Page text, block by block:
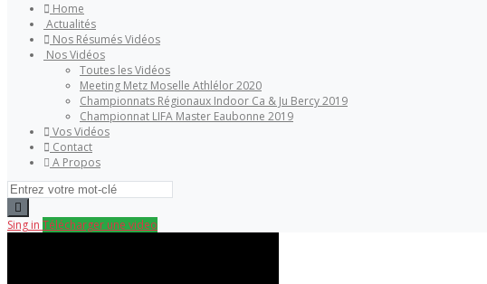
Home
Actualités
Nos Résumés Vidéos
Nos Vidéos
Toutes les Vidéos
Meeting Metz Moselle Athlélor 2020
Championnats Régionaux Indoor Ca & Ju Bercy 2019
Championnat LIFA Master Eaubonne 2019
Vos Vidéos
Contact
A Propos
Sing in Télécharger une video